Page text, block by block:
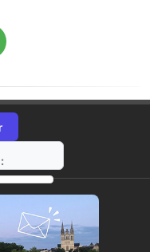
https://radio-g.fr?19583